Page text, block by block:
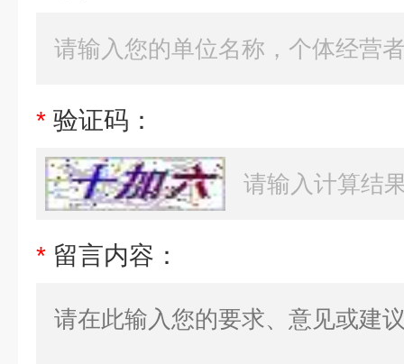
* 验证码：
* 留言内容：